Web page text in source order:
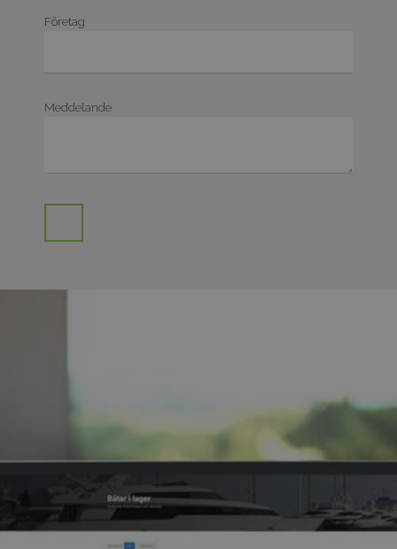
Företag
Meddelande